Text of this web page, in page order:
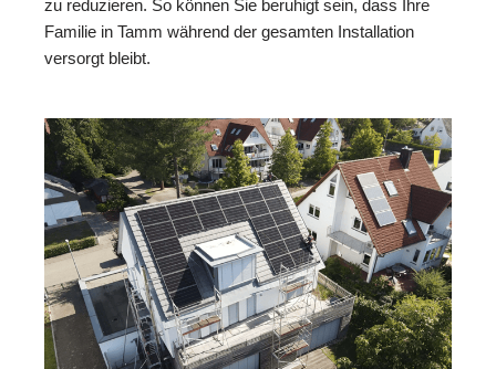
zu reduzieren. So können Sie beruhigt sein, dass Ihre
Familie in Tamm während der gesamten Installation
versorgt bleibt.